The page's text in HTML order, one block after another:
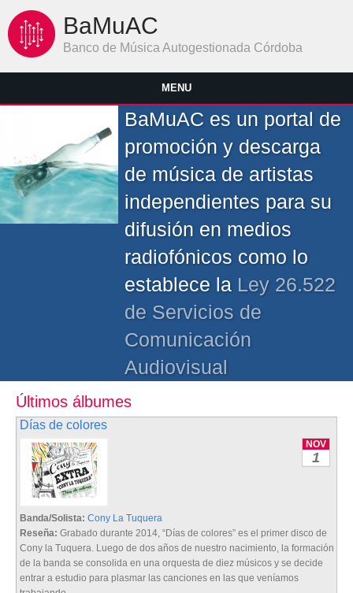
BaMuAC
Banco de Música Autogestionada Córdoba
MENU
BaMuAC es un portal de
promoción y descarga
de música de artistas
independientes para su
difusión en medios
radiofónicos como lo
establece la Ley 26.522
de Servicios de
Comunicación
Audiovisual
Últimos álbumes
Días de colores
NOV
1
Banda/Solista: Cony La Tuquera
Reseña: Grabado durante 2014, “Días de colores” es el primer disco de
Cony la Tuquera. Luego de dos años de nuestro nacimiento, la formación
de la banda se consolida en una orquesta de diez músicos y se decide
entrar a estudio para plasmar las canciones en las que veníamos